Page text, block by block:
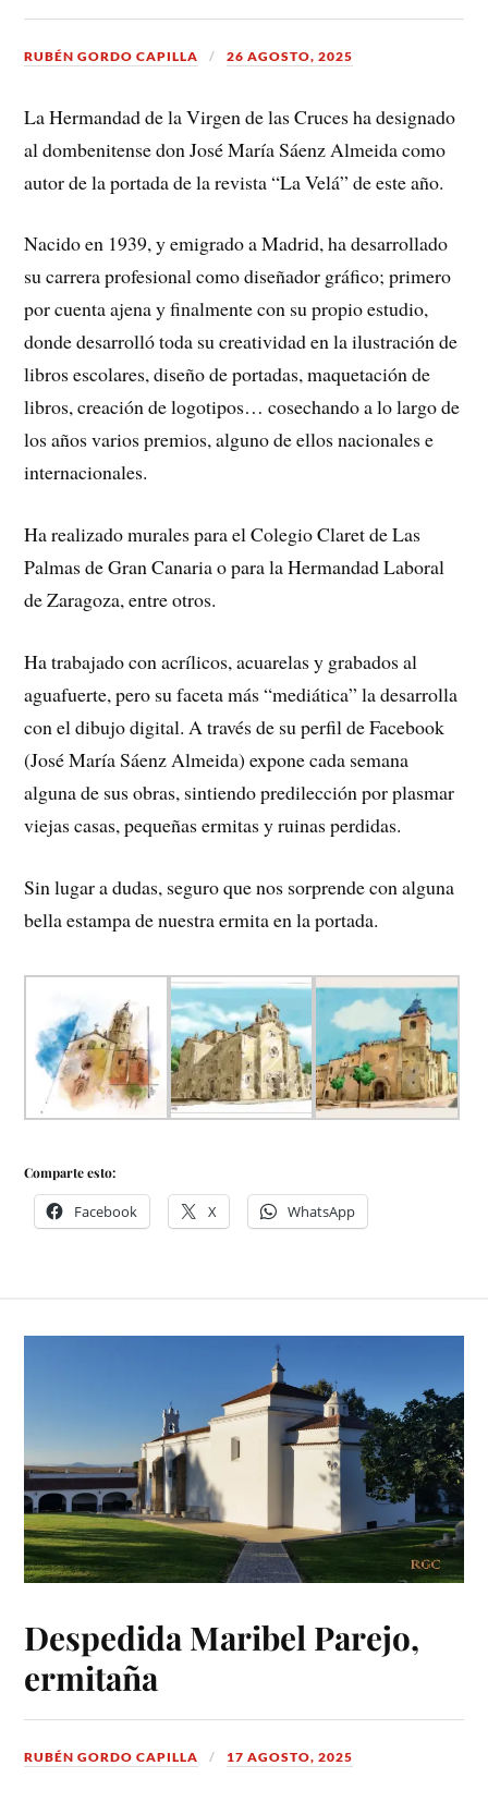
RUBÉN GORDO CAPILLA 26 AGOSTO, 2025
La Hermandad de la Virgen de las Cruces ha designado
al dombenitense don José María Sáenz Almeida como
autor de la portada de la revista “La Velá” de este año.
Nacido en 1939, y emigrado a Madrid, ha desarrollado
su carrera profesional como diseñador gráfico; primero
por cuenta ajena y finalmente con su propio estudio,
donde desarrolló toda su creatividad en la ilustración de
libros escolares, diseño de portadas, maquetación de
libros, creación de logotipos… cosechando a lo largo de
los años varios premios, alguno de ellos nacionales e
internacionales.
Ha realizado murales para el Colegio Claret de Las
Palmas de Gran Canaria o para la Hermandad Laboral
de Zaragoza, entre otros.
Ha trabajado con acrílicos, acuarelas y grabados al
aguafuerte, pero su faceta más “mediática” la desarrolla
con el dibujo digital. A través de su perfil de Facebook
(José María Sáenz Almeida) expone cada semana
alguna de sus obras, sintiendo predilección por plasmar
viejas casas, pequeñas ermitas y ruinas perdidas.
Sin lugar a dudas, seguro que nos sorprende con alguna
bella estampa de nuestra ermita en la portada.
Comparte esto:
Facebook X WhatsApp
Despedida Maribel Parejo,
ermitaña
RUBÉN GORDO CAPILLA 17 AGOSTO, 2025